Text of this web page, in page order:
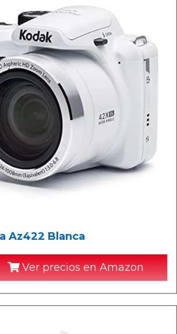
Az422 Blanca
Ver precios en Amazon